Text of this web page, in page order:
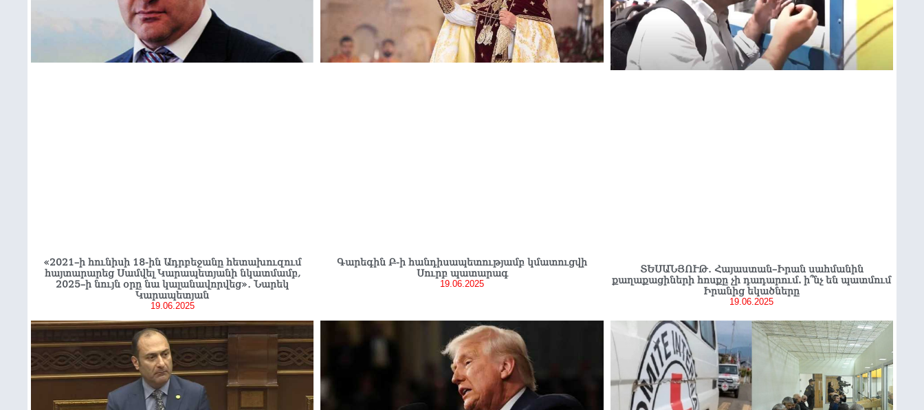
«2021–ի հունիսի 18-ին Ադրբեջանը հետախուզում
հայտարարեց Սամվել Կարապետյանի նկատմամբ,
2025–ի նույն օրը նա կալանավորվեց»․ Նարեկ
Կարապետյան
19.06.2025
Գարեգին Բ-ի հանդիսապետությամբ կմատուցվի
Սուրբ պատարագ
19.06.2025
ՏԵՍԱՆՅՈՒԹ․ Հայաստան–Իրան սահմանին
քաղաքացիների հոսքը չի դադարում. ի՞նչ են պատմում
Իրանից եկածները
19.06.2025